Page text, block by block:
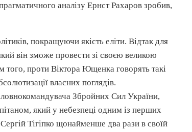
аналізу ЕрнстРахаров зробив,
покращуючи якість еліти. Відтак для
він зможе провести зі своєю великою
того, проти Віктора Ющенка говорять такі
власних поглядів.
Збройних Сил України,
який у небезпеці одним із перших
Тігіпко щонайменше два рази в своїй